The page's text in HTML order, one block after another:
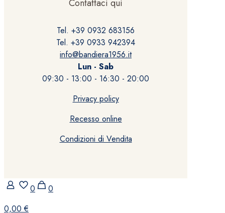
Contattaci qui
Tel. +39 0932 683156
Tel. +39 0933 942394
info@bandiera1956.it
Lun - Sab
09:30 - 13:00 - 16:30 - 20:00
Privacy policy
Recesso online
Condizioni di Vendita
0
0
0,00 €